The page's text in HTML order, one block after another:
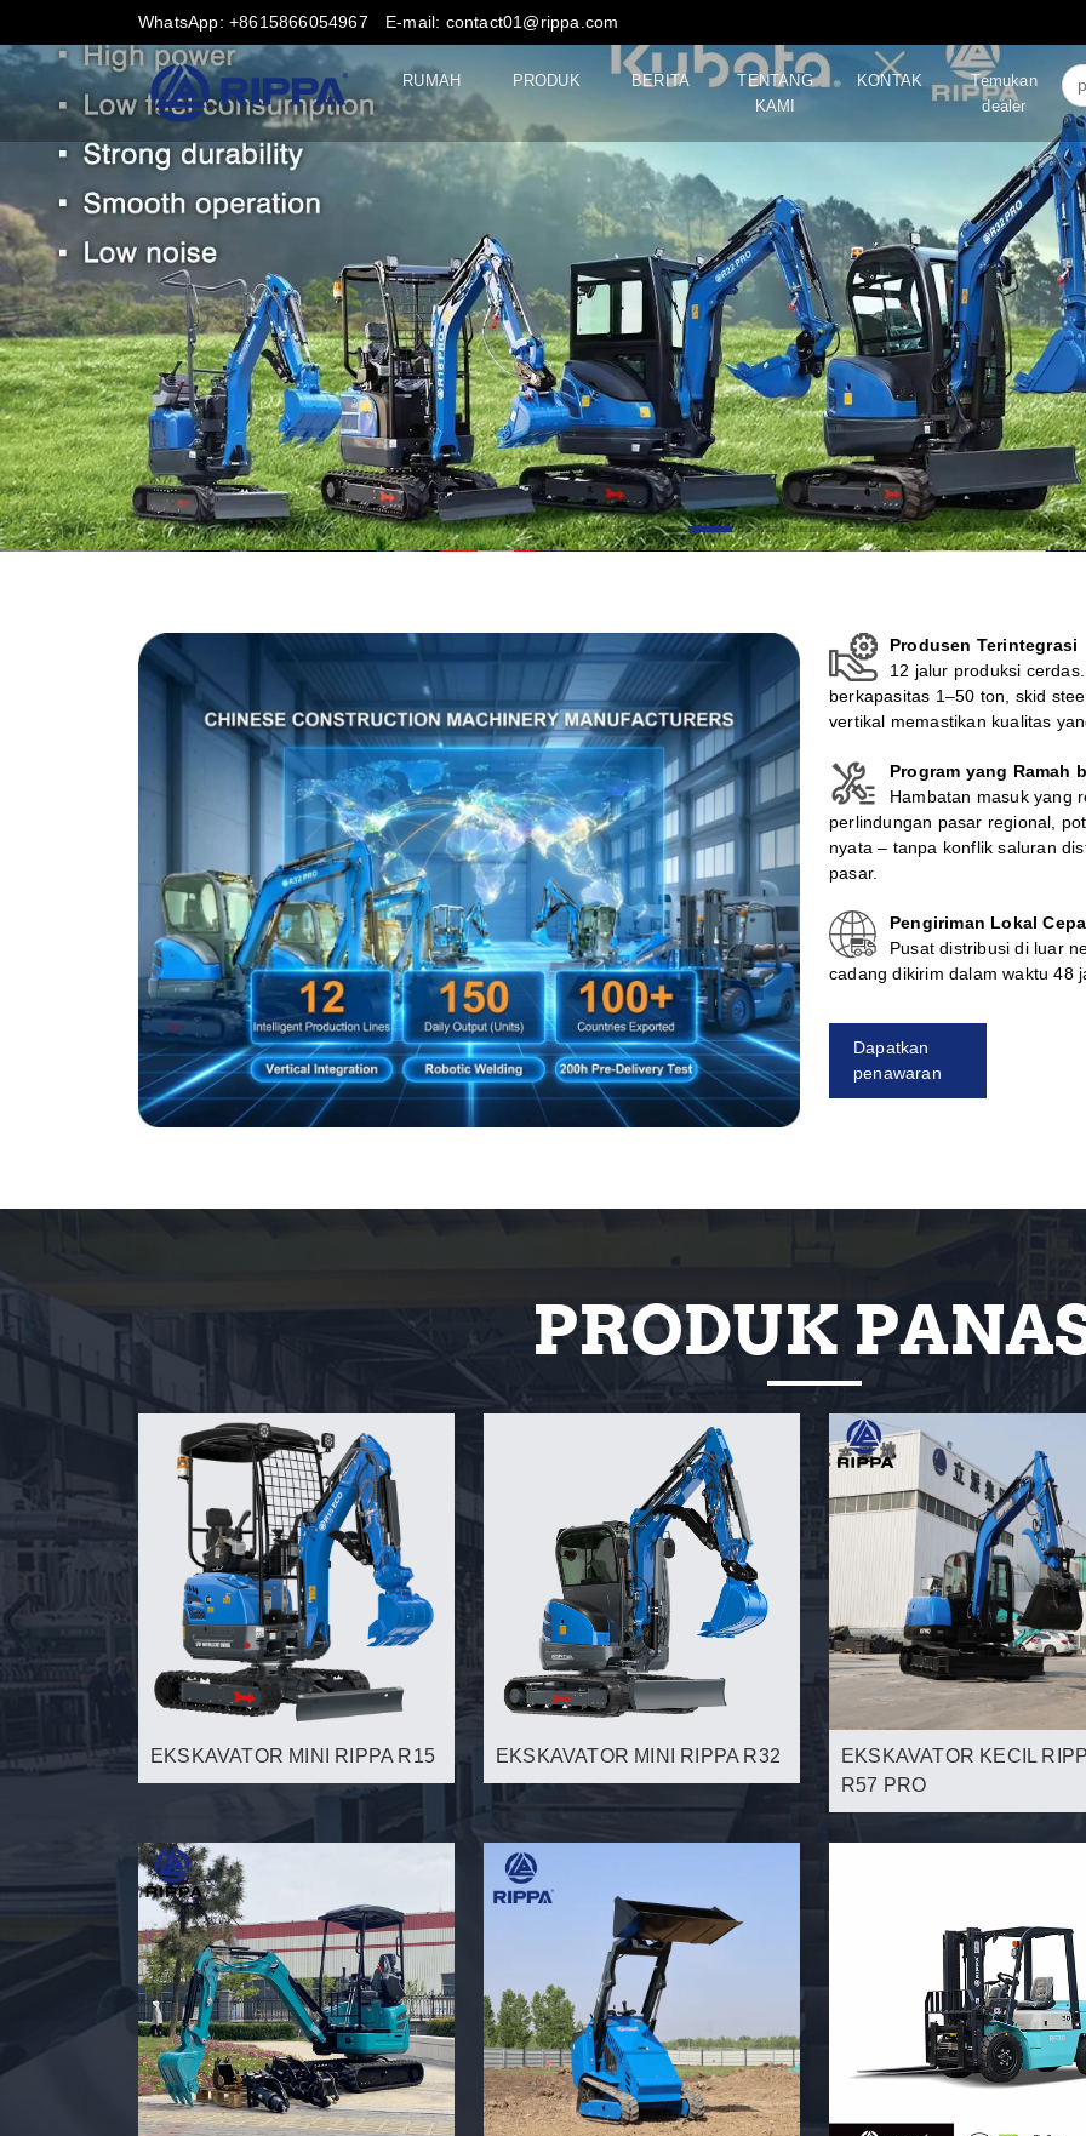
WhatsApp: +8615866054967 E-mail: contact01@rippa.com
RUMAH PRODUK BERITA
TENTANG
KAMI
KONTAK
Temukan
dealer
Produsen Terintegrasi
12 jalur produksi
berkapasitas 1–50 ton, skid
vertikal memastikan kualitas
Program yang Ramah
Hambatan masuk yang
perlindungan pasar regional,
nyata – tanpa konflik saluran
pasar.
Pengiriman Lokal
Pusat distribusi di luar
cadang dikirim dalam waktu 48
Dapatkan
penawaran
PRODUK
EKSKAVATOR MINI RIPPA R15 EKSKAVATOR MINI RIPPA R32
EKSKAVATOR KECIL
R57 PRO